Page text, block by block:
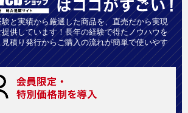
と実績から厳選した商品を、直売だから実現
供しています！長年の経験で得たノウハウを
積り発行からご購入の流れが簡単で使いやす